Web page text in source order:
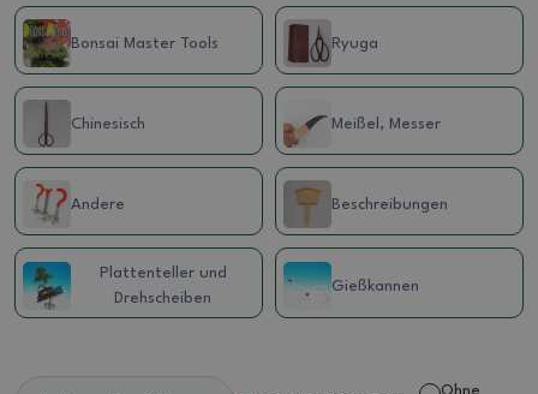
Bonsai Master Tools Ryuga
Chinesisch Meißel, Messer
Andere Beschreibungen
Plattenteller und
Drehscheiben
Gießkannen